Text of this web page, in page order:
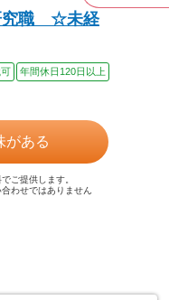
究職 ☆未経
年間休日120日以上
がある
ご提供します。
わせではありません